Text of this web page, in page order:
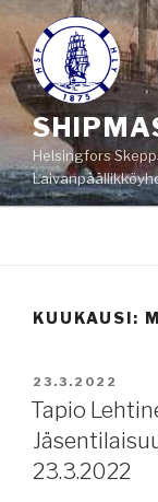
Siirry
sisältöön
Helsingfors
KUUKAUSI:
JULKAISTU
23.3.2022
Tapio
23.3.2022